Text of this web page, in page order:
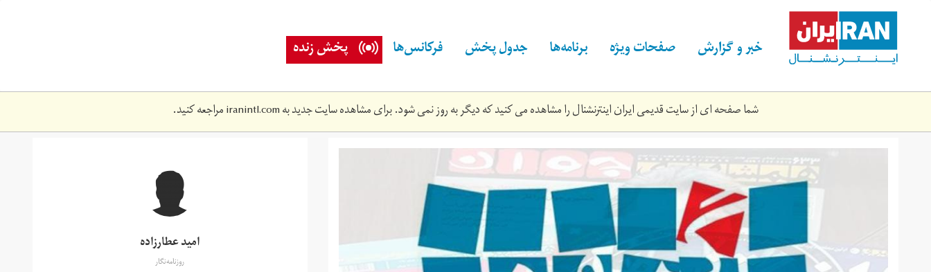
content خبر و گزارش صفحات ویژه برنامه‌ها جدول پخش فرکانس‌ها پخش زنده
شما صفحه ای از سایت قدیمی ایران اینترنشنال را مشاهده می کنید که دیگر به روز نمی شود. برای مشاهده سایت جدید بهiranintl.comمراجعه کنید.
hamshahri.jpg
امید عطارزاده
روزنامه‌نگار